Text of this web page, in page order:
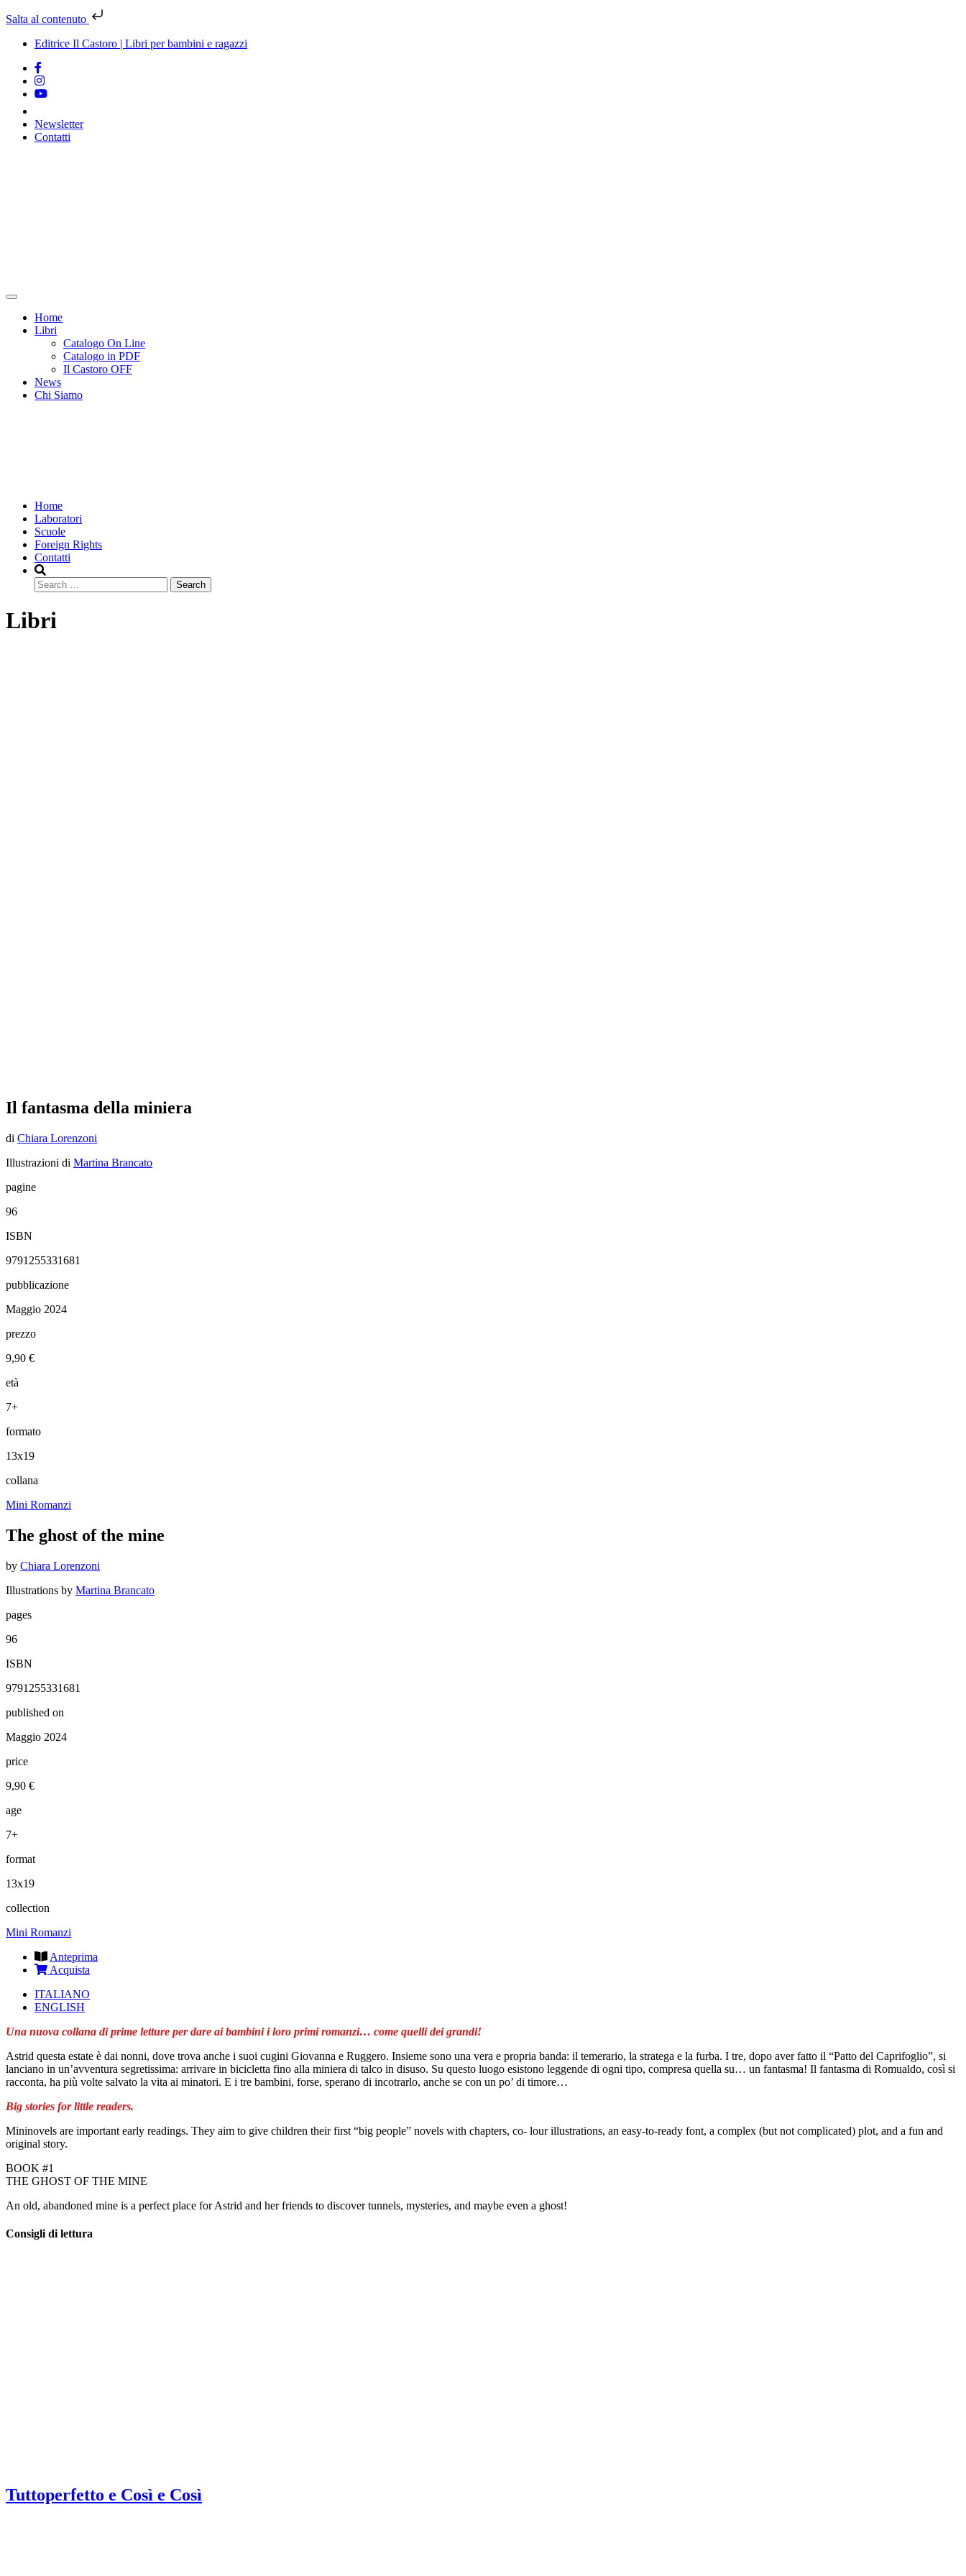
Salta al contenuto
Editrice Il Castoro | Libri per bambini e ragazzi
Newsletter
Contatti
Home
Libri
Catalogo On Line
Catalogo in PDF
Il Castoro OFF
News
Chi Siamo
Home
Laboratori
Scuole
Foreign Rights
Contatti
Search
Libri
Il fantasma della miniera
di Chiara Lorenzoni
Illustrazioni di Martina Brancato
pagine
96
ISBN
9791255331681
pubblicazione
Maggio 2024
prezzo
9,90 €
età
7+
formato
13x19
collana
Mini Romanzi
The ghost of the mine
by Chiara Lorenzoni
Illustrations by Martina Brancato
pages
96
ISBN
9791255331681
published on
Maggio 2024
price
9,90 €
age
7+
format
13x19
collection
Mini Romanzi
Anteprima
Acquista
ITALIANO
ENGLISH
Una nuova collana di prime letture per dare ai bambini i loro primi romanzi… come quelli dei grandi!
Astrid questa estate è dai nonni, dove trova anche i suoi cugini Giovanna e Ruggero. Insieme sono una vera e propria banda: il temerario, la stratega e la furba. I tre, dopo aver fatto il “Patto del Caprifoglio”, si
lanciano in un’avventura segretissima: arrivare in bicicletta fino alla miniera di talco in disuso. Su questo luogo esistono leggende di ogni tipo, compresa quella su… un fantasma! Il fantasma di Romualdo, così si
racconta, ha più volte salvato la vita ai minatori. E i tre bambini, forse, sperano di incotrarlo, anche se con un po’ di timore…
Big stories for little readers.
Mininovels are important early readings. They aim to give children their first “big people” novels with chapters, co- lour illustrations, an easy-to-ready font, a complex (but not complicated) plot, and a fun and
original story.
BOOK #1
THE GHOST OF THE MINE
An old, abandoned mine is a perfect place for Astrid and her friends to discover tunnels, mysteries, and maybe even a ghost!
Consigli di lettura
Tuttoperfetto e Così e Così